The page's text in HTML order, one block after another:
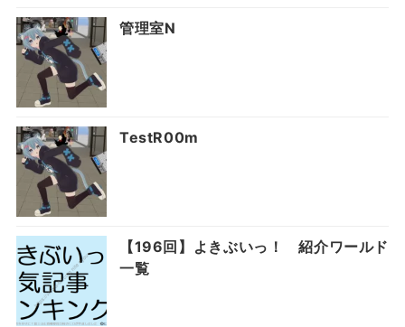
管理室N
TestR00m
【196回】よきぶいっ！ 紹介ワールド
一覧